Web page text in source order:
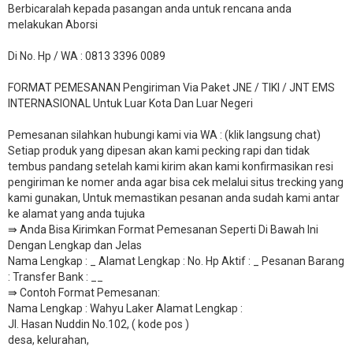
Berbicaralah kepada pasangan anda untuk rencana anda
melakukan Aborsi
Di No. Hp / WA : 0813 3396 0089
FORMAT PEMESANAN Pengiriman Via Paket JNE / TIKI / JNT EMS
INTERNASIONAL Untuk Luar Kota Dan Luar Negeri
Pemesanan silahkan hubungi kami via WA : (klik langsung chat)
Setiap produk yang dipesan akan kami pecking rapi dan tidak
tembus pandang setelah kami kirim akan kami konfirmasikan resi
pengiriman ke nomer anda agar bisa cek melalui situs trecking yang
kami gunakan, Untuk memastikan pesanan anda sudah kami antar
ke alamat yang anda tujuka
⇛ Anda Bisa Kirimkan Format Pemesanan Seperti Di Bawah Ini
Dengan Lengkap dan Jelas
Nama Lengkap : _ Alamat Lengkap : No. Hp Aktif : _ Pesanan Barang
: Transfer Bank : __
​⇛ Contoh Format Pemesanan:
Nama Lengkap : Wahyu Laker Alamat Lengkap :
Jl. Hasan Nuddin No.102, ( kode pos )
desa, kelurahan,